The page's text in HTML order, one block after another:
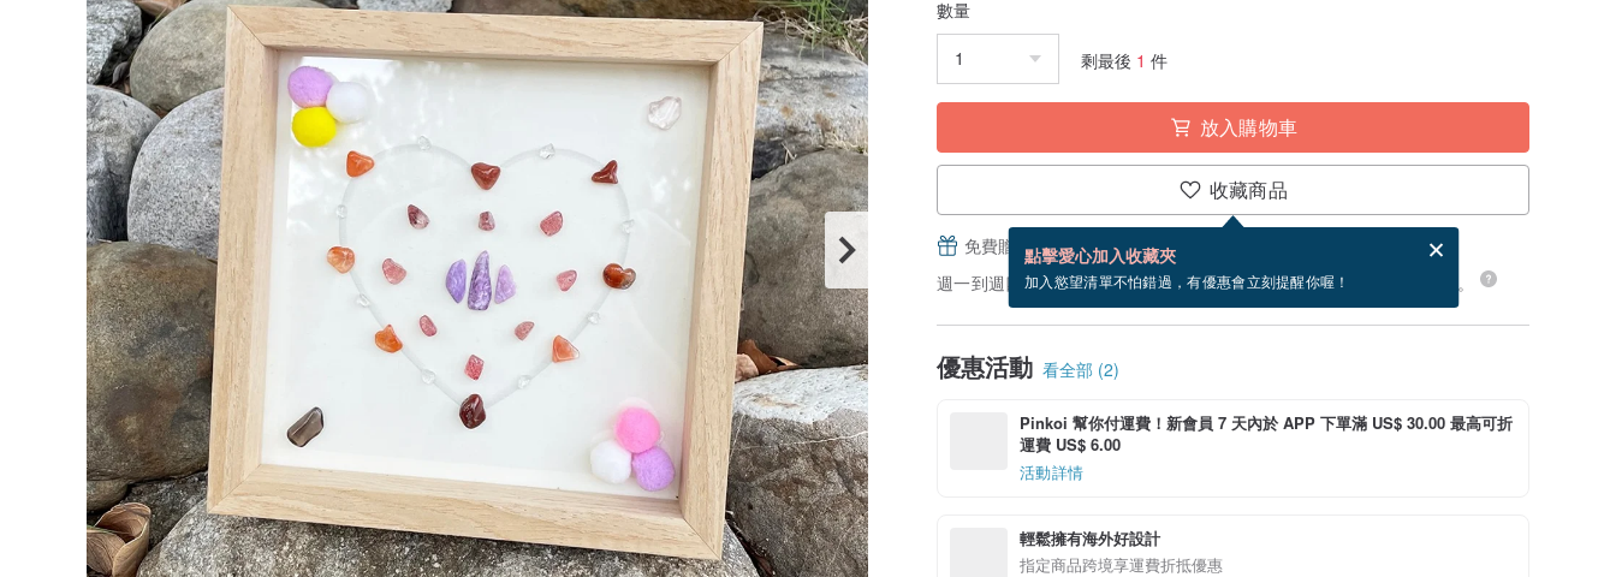
數量
剩最後 1 件
放入購物車
收藏商品
點擊愛心加入收藏夾
加入慾望清單不怕錯過，有優惠會立刻提醒你喔！
免費贈送電子賀卡，結帳完成後填寫
週一到週四，付款後 24 小時內出貨。現在下單預估 8/17~8/22 到貨。
優惠活動 看全部 (2)
Pinkoi 幫你付運費！新會員 7 天內於 APP 下單滿 US$ 30.00 最高可折
運費 US$ 6.00
活動詳情
輕鬆擁有海外好設計
指定商品跨境享運費折抵優惠